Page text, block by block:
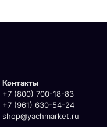
Контакты
+7 (800) 700-18-83
+7 (961) 630-54-24
shop@yachmarket.ru